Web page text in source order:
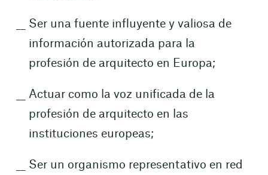
Ser una fuente influyente y valiosa de
información autorizada para la
profesión de arquitecto en Europa;
Actuar como la voz unificada de la
profesión de arquitecto en las
instituciones europeas;
Ser un organismo representativo en red